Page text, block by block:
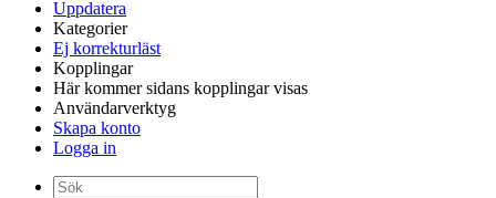
Uppdatera
Kategorier
Ej korrekturläst
Kopplingar
Här kommer sidans kopplingar visas
Användarverktyg
Skapa konto
Logga in